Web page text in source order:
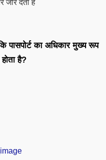
जोर देता है
पासपोर्ट का अधिकार मुख्य रूप
है?